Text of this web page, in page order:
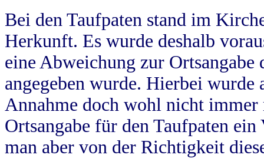
Bei den Taufpaten stand im
Herkunft. Es wurde deshalb
eine Abweichung zur
angegeben wurde. Hierbei wurde
Annahme doch wohl nicht
Ortsangabe für den Taufpaten
man aber von der Richtigkeit